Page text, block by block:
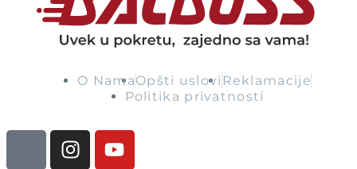
O NamaOpšti uslovi Reklamacije
Politika privatnosti